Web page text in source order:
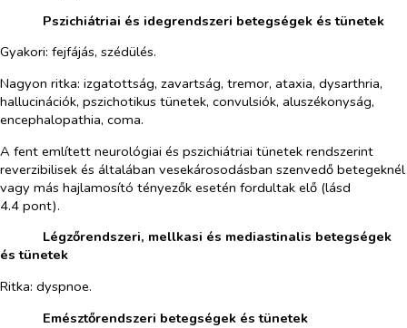
Pszichiátriai és idegrendszeri betegségek és tünetek
Gyakori: fejfájás, szédülés.
Nagyon ritka: izgatottság, zavartság, tremor, ataxia, dysarthria,
hallucinációk, pszichotikus tünetek, convulsiók, aluszékonyság,
encephalopathia, coma.
A fent említett neurológiai és pszichiátriai tünetek rendszerint
reverzibilisek és általában vesekárosodásban szenvedő betegeknél
vagy más hajlamosító tényezők esetén fordultak elő (lásd
4.4 pont).
Légzőrendszeri, mellkasi és mediastinalis betegségek
és tünetek
Ritka: dyspnoe.
Emésztőrendszeri betegségek és tünetek